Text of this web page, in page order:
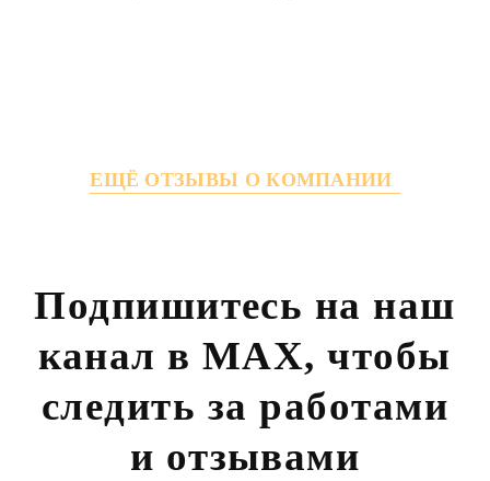
ЕЩЁ ОТЗЫВЫ О КОМПАНИИ
Подпишитесь на наш
канал в MAX, чтобы
следить за работами
и отзывами